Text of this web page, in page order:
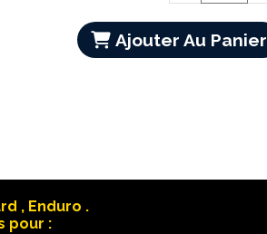
Ajouter Au Panier
, Enduro .
pour :